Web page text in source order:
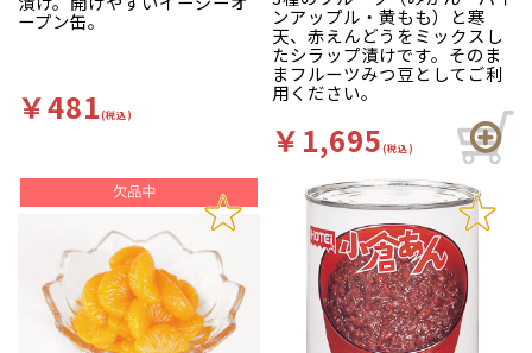
ープン缶。
￥481(税込)
ンアップル・黄もも）と寒
天、赤えんどうをミックスし
たシラップ漬けです。そのま
まフルーツみつ豆としてご利
用ください。
￥1,695(税込)